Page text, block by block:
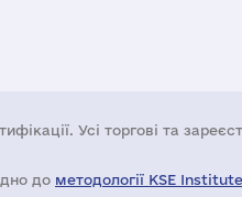
Усі торгові та
до методології KSE Institute